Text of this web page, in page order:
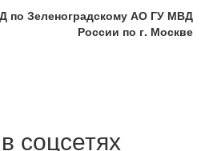
по Зеленоградскому АО ГУ МВД
России по г. Москве
соцсетях